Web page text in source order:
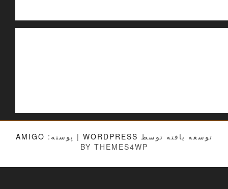
توسعه یافته توسط WORDPRESS
| پوسته: AMIGO
BY THEMES4WP